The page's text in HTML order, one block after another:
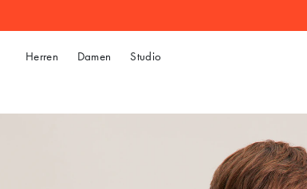
Herren Damen Studio